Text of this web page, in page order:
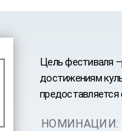
Цель фестиваля
достижениям
НОМИНАЦИИ: